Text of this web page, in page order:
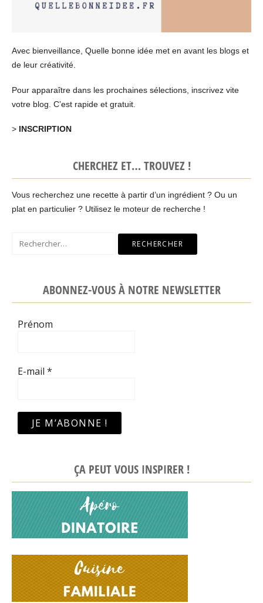
Avec bienveillance, Quelle bonne idée met en avant les blogs et
de leur créativité.
Pour apparaître dans les prochaines sélections, inscrivez vite
votre blog. C’est rapide et gratuit.
> INSCRIPTION
CHERCHEZ ET… TROUVEZ !
Vous recherchez une recette à partir d’un ingrédient ? Ou un
plat en particulier ? Utilisez le moteur de recherche !
Rechercher :
ABONNEZ-VOUS À NOTRE NEWSLETTER
Prénom
E-mail *
ÇA PEUT VOUS INSPIRER !